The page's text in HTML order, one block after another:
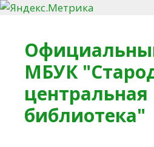
МБУК
центральная
библиотека"